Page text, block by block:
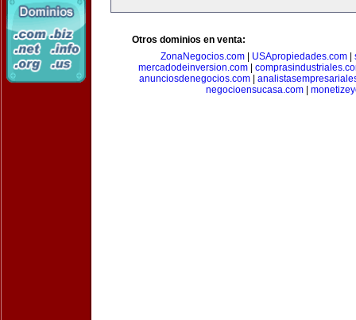
Otros dominios en venta:
ZonaNegocios.com| USApropiedades.com|
mercadodeinversion.com
anunciosdenegocios.com|
negocioensucasa.com|